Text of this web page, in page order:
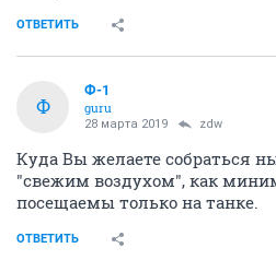
ОТВЕТИТЬ
Ф
Ф-1
guru
28 марта 2019 zdw
Куда Вы желаете собраться
"свежим воздухом", как
посещаемы только на танке.
ОТВЕТИТЬ